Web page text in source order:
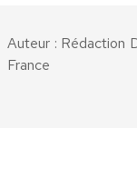
Auteur : Rédaction
France